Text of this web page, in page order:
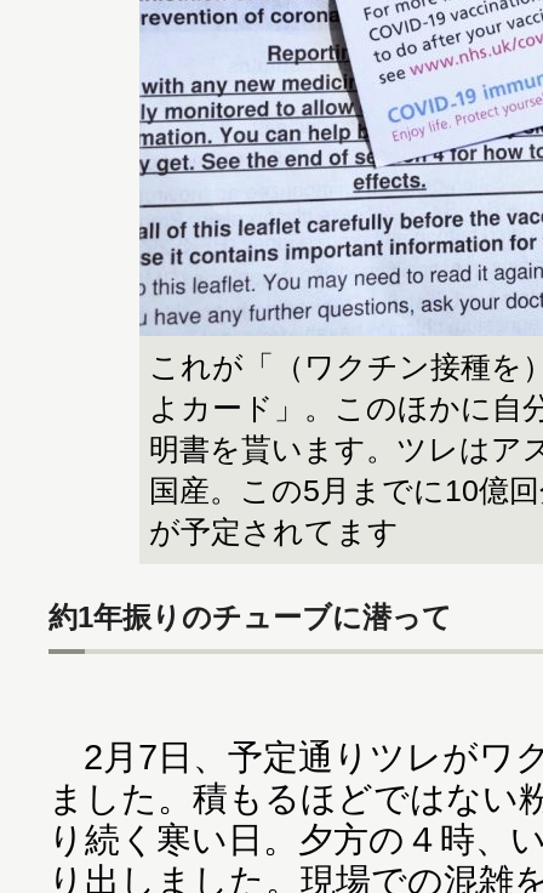
これが「（ワクチン接種を
よカード」。このほかに自
明書を貰います。ツレはア
国産。この5月までに10億
が予定されてます
約1年振りのチューブに潜って
2月7日、予定通りツレがワ
ました。積もるほどではない
り続く寒い日。夕方の４時、
り出しました。現場での混雑